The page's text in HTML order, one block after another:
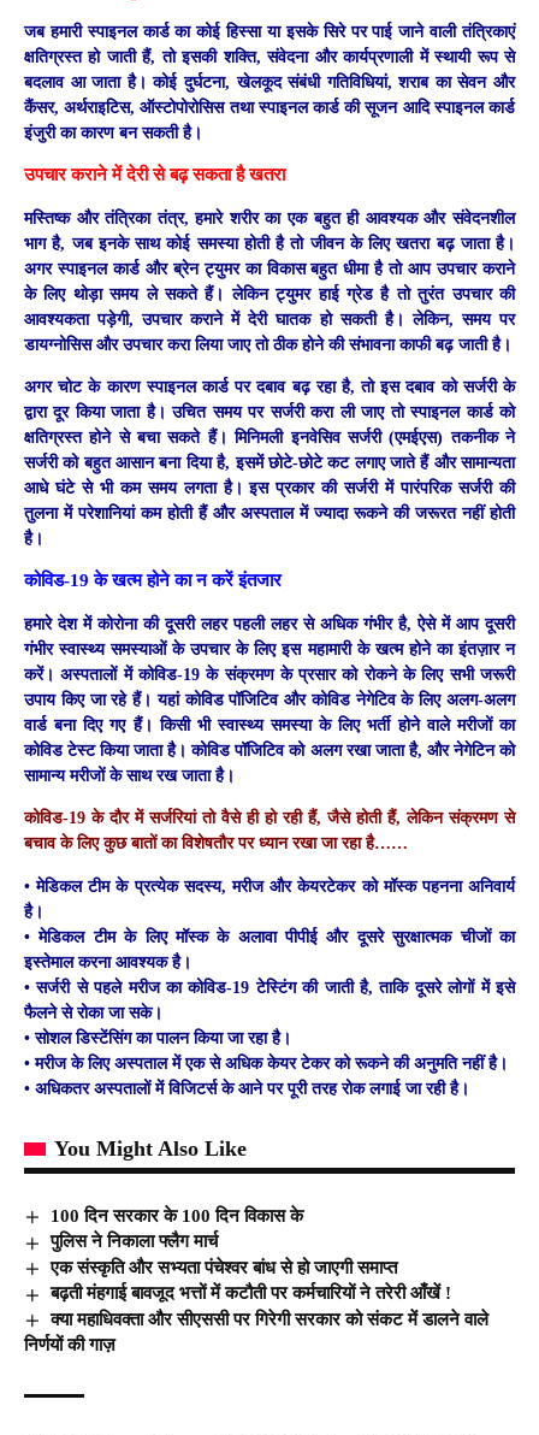
जब हमारी स्पाइनल कार्ड का कोई हिस्सा या इसके सिरे पर पाई जाने वाली तंत्रिकाएं
क्षतिग्रस्त हो जाती हैं, तो इसकी शक्ति, संवेदना और कार्यप्रणाली में स्थायी रूप से
बदलाव आ जाता है। कोई दुर्घटना, खेलकूद संबंधी गतिविधियां, शराब का सेवन और
कैंसर, अर्थराइटिस, ऑस्टोपोरोसिस तथा स्पाइनल कार्ड की सूजन आदि स्पाइनल कार्ड
इंजुरी का कारण बन सकती है।
उपचार कराने में देरी से बढ़ सकता है खतरा
मस्तिष्क और तंत्रिका तंत्र, हमारे शरीर का एक बहुत ही आवश्यक और संवेदनशील
भाग है, जब इनके साथ कोई समस्या होती है तो जीवन के लिए खतरा बढ़ जाता है।
अगर स्पाइनल कार्ड और ब्रेन ट्युमर का विकास बहुत धीमा है तो आप उपचार कराने
के लिए थोड़ा समय ले सकते हैं। लेकिन ट्युमर हाई ग्रेड है तो तुरंत उपचार की
आवश्यकता पड़ेगी, उपचार कराने में देरी घातक हो सकती है। लेकिन, समय पर
डायग्नोसिस और उपचार करा लिया जाए तो ठीक होने की संभावना काफी बढ़ जाती है।
अगर चोट के कारण स्पाइनल कार्ड पर दबाव बढ़ रहा है, तो इस दबाव को सर्जरी के
द्वारा दूर किया जाता है। उचित समय पर सर्जरी करा ली जाए तो स्पाइनल कार्ड को
क्षतिग्रस्त होने से बचा सकते हैं। मिनिमली इनवेसिव सर्जरी (एमईएस) तकनीक ने
सर्जरी को बहुत आसान बना दिया है, इसमें छोटे-छोटे कट लगाए जाते हैं और सामान्यता
आधे घंटे से भी कम समय लगता है।इस प्रकार की सर्जरी में पारंपरिक सर्जरी की
तुलना में परेशानियां कम होती हैं और अस्पताल में ज्यादा रूकने की जरूरत नहीं होती
है।
कोविड-19 के खत्म होने का न करें इंतजार
हमारे देश में कोरोना की दूसरी लहर पहली लहर से अधिक गंभीर है, ऐसे में आप दूसरी
गंभीर स्वास्थ्य समस्याओं के उपचार के लिए इस महामारी के खत्म होने का इंतज़ार न
करें। अस्पतालों में कोविड-19 के संक्रमण के प्रसार को रोकने के लिए सभी जरूरी
उपाय किए जा रहे हैं। यहां कोविड पॉजिटिव और कोविड नेगेटिव के लिए अलग-अलग
वार्ड बना दिए गए हैं। किसी भी स्वास्थ्य समस्या के लिए भर्ती होने वाले मरीजों का
कोविड टेस्ट किया जाता है। कोविड पॉजिटिव को अलग रखा जाता है, और नेगेटिन को
सामान्य मरीजों के साथ रख जाता है।
कोविड-19 के दौर में सर्जरियां तो वैसे ही हो रही हैं, जैसे होती हैं, लेकिन संक्रमण से
बचाव के लिए कुछ बातों का विशेषतौर पर ध्यान रखा जा रहा है……
• मेडिकल टीम के प्रत्येक सदस्य, मरीज और केयरटेकर को मॉस्क पहनना अनिवार्य
है।
• मेडिकल टीम के लिए मॉस्क के अलावा पीपीई और दूसरे सुरक्षात्मक चीजों का
इस्तेमाल करना आवश्यक है।
• सर्जरी से पहले मरीज का कोविड-19 टेस्टिंग की जाती है, ताकि दूसरे लोगों में इसे
फैलने से रोका जा सके।
• सोशल डिस्टेंसिंग का पालन किया जा रहा है।
• मरीज के लिए अस्पताल में एक से अधिक केयर टेकर को रूकने की अनुमति नहीं है।
• अधिकतर अस्पतालों में विजिटर्स के आने पर पूरी तरह रोक लगाई जा रही है।
You Might Also Like
100 दिन सरकार के 100 दिन विकास के
पुलिस ने निकाला फ्लैग मार्च
एक संस्कृति और सभ्यता पंचेश्वर बांध से हो जाएगी समाप्त
बढ़ती मंहगाई बावजूद भत्तों में कटौती पर कर्मचारियों ने तरेरी आँखें !
क्या महाधिवक्ता और सीएससी पर गिरेगी सरकार को संकट में डालने वाले
निर्णयों की गाज़